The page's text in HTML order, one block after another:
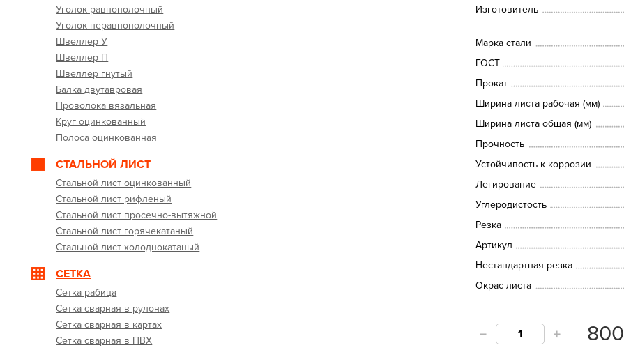
Уголок равнополочный
Уголок неравнополочный
Швеллер У
Швеллер П
Швеллер гнутый
Балка двутавровая
Проволока вязальная
Круг оцинкованный
Полоса оцинкованная
СТАЛЬНОЙ ЛИСТ
Стальной лист оцинкованный
Стальной лист рифленый
Стальной лист просечно-вытяжной
Стальной лист горячекатаный
Стальной лист холоднокатаный
СЕТКА
Сетка рабица
Сетка сварная в рулонах
Сетка сварная в картах
Сетка сварная в ПВХ
Изготовитель
Марка стали
ГОСТ
Прокат
Ширина листа рабочая (мм)
Ширина листа общая (мм)
Прочность
Устойчивость к коррозии
Легирование
Углеродистость
Резка
Артикул
Нестандартная резка
Окрас листа
800